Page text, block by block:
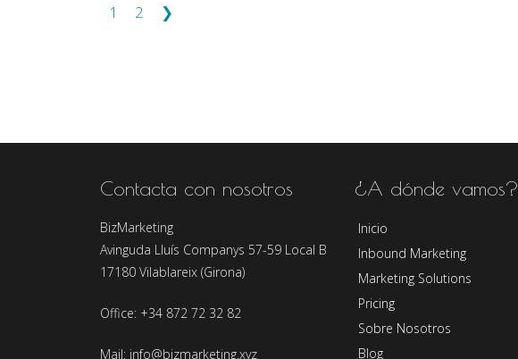
1 2 ❯
Contacta con nosotros
BizMarketing
Avinguda Lluís Companys 57-59 Local B
17180 Vilablareix (Girona)
Office: +34 872 72 32 82
Mail: info@bizmarketing.xyz
¿A dónde vamos?
Inicio
Inbound Marketing
Marketing Solutions
Pricing
Sobre Nosotros
Blog